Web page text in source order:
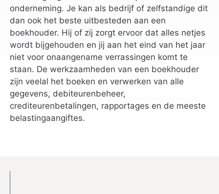
onderneming. Je kan als bedrijf of zelfstandige dit
dan ook het beste uitbesteden aan een
boekhouder. Hij of zij zorgt ervoor dat alles netjes
wordt bijgehouden en jij aan het eind van het jaar
niet voor onaangename verrassingen komt te
staan. De werkzaamheden van een boekhouder
zijn veelal het boeken en verwerken van alle
gegevens, debiteurenbeheer,
crediteurenbetalingen, rapportages en de meeste
belastingaangiftes.